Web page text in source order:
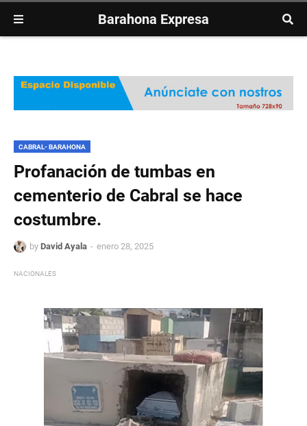
Barahona Expresa
CABRAL- BARAHONA
Profanación de tumbas en
cementerio de Cabral se hace
costumbre.
by David Ayala enero 28, 2025
NACIONALES